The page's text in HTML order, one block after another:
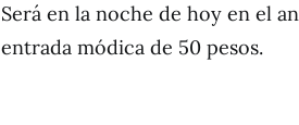
Será en la noche de hoy en el
entrada módica de 50 pesos.